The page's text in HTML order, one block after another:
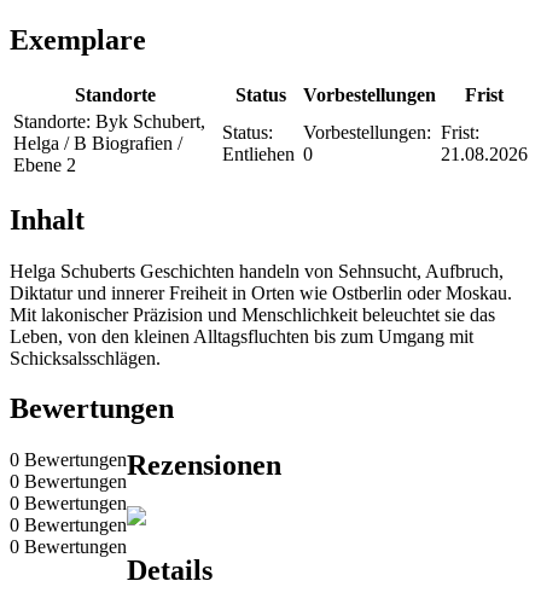
Exemplare
Standorte Status Vorbestellungen
Frist
Standorte: Byk Schubert,
Helga / B Biografien /
Ebene 2
Status:
Entliehen
Vorbestellungen:
0
Frist:
21.08.2026
Inhalt
Helga Schuberts Geschichten handeln von Sehnsucht, Aufbruch,
Diktatur und innerer Freiheit in Orten wie Ostberlin oder Moskau.
Mit lakonischer Präzision und Menschlichkeit beleuchtet sie das
Leben, von den kleinen Alltagsfluchten bis zum Umgang mit
Schicksalsschlägen.
Bewertungen
0 Bewertungen
0 Bewertungen
0 Bewertungen
0 Bewertungen
0 Bewertungen
Rezensionen
Details